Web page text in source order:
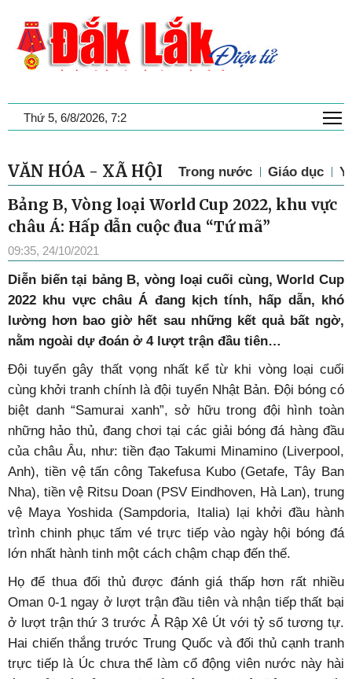
Thứ 5, 6/8/2026, 7:2
VĂN HÓA - XÃ HỘI Trong nước Giáo dục Y
Bảng B, Vòng loại World Cup 2022, khu vực
châu Á: Hấp dẫn cuộc đua “Tứ mã”
09:35, 24/10/2021
Diễn biến tại bảng B, vòng loại cuối cùng, World Cup
2022 khu vực châu Á đang kịch tính, hấp dẫn, khó
lường hơn bao giờ hết sau những kết quả bất ngờ,
nằm ngoài dự đoán ở 4 lượt trận đầu tiên…
Đội tuyển gây thất vọng nhất kể từ khi vòng loại cuối
cùng khởi tranh chính là đội tuyển Nhật Bản. Đội bóng có
biệt danh “Samurai xanh”, sở hữu trong đội hình toàn
những hảo thủ, đang chơi tại các giải bóng đá hàng đầu
của châu Âu, như: tiền đạo Takumi Minamino (Liverpool,
Anh), tiền vệ tấn công Takefusa Kubo (Getafe, Tây Ban
Nha), tiền vệ Ritsu Doan (PSV Eindhoven, Hà Lan), trung
vệ Maya Yoshida (Sampdoria, Italia) lại khởi đầu hành
trình chinh phục tấm vé trực tiếp vào ngày hội bóng đá
lớn nhất hành tinh một cách chậm chạp đến thế.
Họ để thua đối thủ được đánh giá thấp hơn rất nhiều
Oman 0-1 ngay ở lượt trận đầu tiên và nhận tiếp thất bại
ở lượt trận thứ 3 trước Ả Rập Xê Út với tỷ số tương tự.
Hai chiến thắng trước Trung Quốc và đối thủ cạnh tranh
trực tiếp là Úc chưa thể làm cổ động viên nước này hài